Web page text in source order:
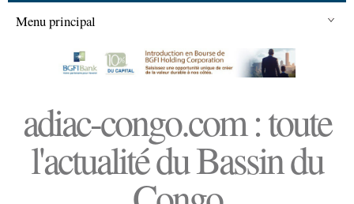
Menu principal
adiac-congo.com : toute
l'actualité du Bassin du